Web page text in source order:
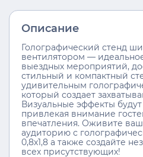
Описание
Голографический стенд
вентилятором —
выездных мероприятий,
стильный и компактный
удивительным
который создает
Визуальные эффекты будут
привлекая внимание
впечатления. Оживите
аудиторию с
0,8х1,8 а также создайте
всех присутствующих!